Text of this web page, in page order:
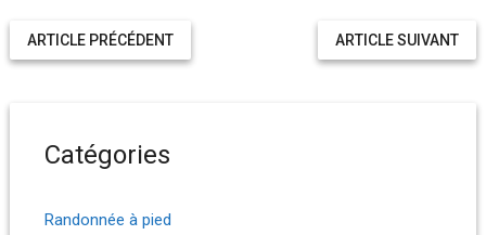
ARTICLE SUIVANT
ARTICLE PRÉCÉDENT
Catégories
Randonnée à pied